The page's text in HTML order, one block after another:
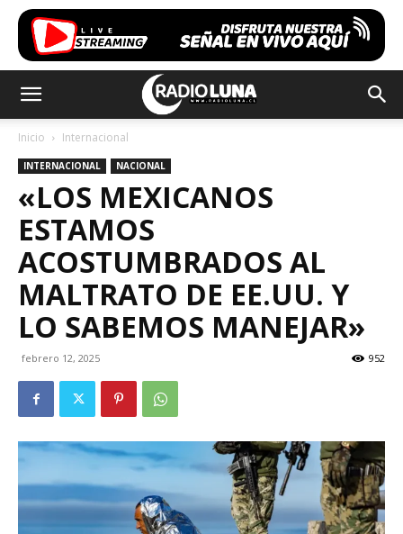
Inicio Internacional
INTERNACIONAL NACIONAL
«LOS MEXICANOS
ESTAMOS
ACOSTUMBRADOS AL
MALTRATO DE EE.UU. Y
LO SABEMOS MANEJAR»
febrero 12, 2025 952